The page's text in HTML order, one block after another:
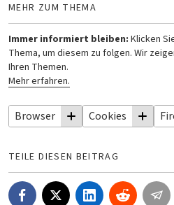
MEHR ZUM THEMA
Immer informiert bleiben: Klicken
Thema, um diesem zu folgen. Wir
Ihren Themen.
Mehr erfahren.
Browser Thema
folgen
Cookies Thema
folgen
TEILE DIESEN BEITRAG